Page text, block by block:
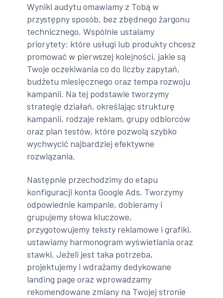
Wyniki audytu omawiamy z Tobą w
przystępny sposób, bez zbędnego żargonu
technicznego. Wspólnie ustalamy
priorytety: które usługi lub produkty chcesz
promować w pierwszej kolejności, jakie są
Twoje oczekiwania co do liczby zapytań,
budżetu miesięcznego oraz tempa rozwoju
kampanii. Na tej podstawie tworzymy
strategię działań, określając strukturę
kampanii, rodzaje reklam, grupy odbiorców
oraz plan testów, które pozwolą szybko
wychwycić najbardziej efektywne
rozwiązania.
Następnie przechodzimy do etapu
konfiguracji konta Google Ads. Tworzymy
odpowiednie kampanie, dobieramy i
grupujemy słowa kluczowe,
przygotowujemy teksty reklamowe i grafiki,
ustawiamy harmonogram wyświetlania oraz
stawki. Jeżeli jest taka potrzeba,
projektujemy i wdrażamy dedykowane
landing page oraz wprowadzamy
rekomendowane zmiany na Twojej stronie